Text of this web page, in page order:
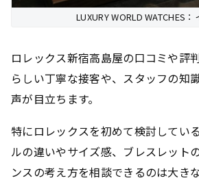
LUXURY WORLD WATCHES
ロレックス新宿高島屋の口コミや評
らしい丁寧な接客や、スタッフの知
声が目立ちます。
特にロレックスを初めて検討してい
ルの違いやサイズ感、ブレスレット
ンスの考え方を相談できるのは大き